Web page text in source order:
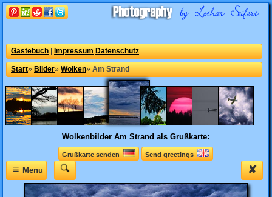
Gästebuch Impressum Datenschutz
Start» Bilder» Wolken» Am Strand
Wolkenbilder Am Strand als Grußkarte:
Grußkarte senden Send greetings
✘
≡Menu